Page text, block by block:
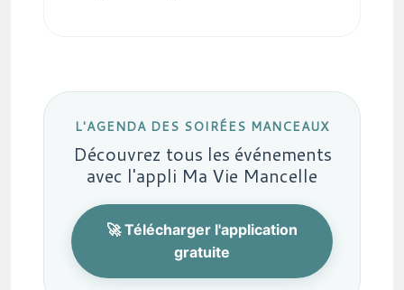
L'AGENDA DES SOIRÉES MANCEAUX
Découvrez tous les événements
avec l'appli Ma Vie Mancelle
🚀 Télécharger l'application
gratuite